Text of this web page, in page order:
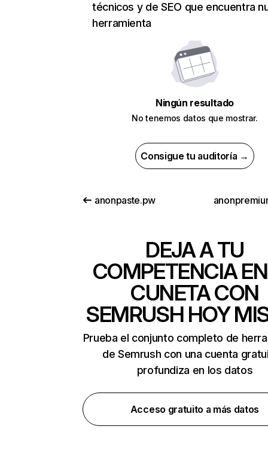
técnicos y de SEO que encuentra
herramienta
Ningún resultado
No tenemos datos que mostrar.
Consigue tu auditoría →
anonpaste.pw
DEJA A TU
COMPETENCIA
CUNETA CON
SEMRUSH HOY
Prueba el conjunto completo de
de Semrush con una cuenta
profundiza en los datos
Acceso gratuito a más datos